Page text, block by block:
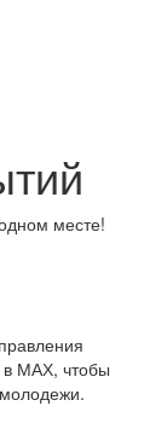
месте!
в МАХ, чтобы